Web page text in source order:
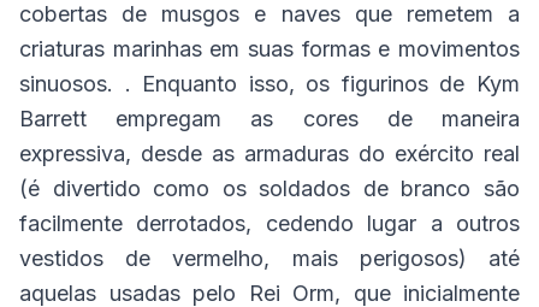
cobertas de musgos e naves que remetem a
criaturas marinhas em suas formas e movimentos
sinuosos. . Enquanto isso, os figurinos de Kym
Barrett empregam as cores de maneira
expressiva, desde as armaduras do exército real
(é divertido como os soldados de branco são
facilmente derrotados, cedendo lugar a outros
vestidos de vermelho, mais perigosos) até
aquelas usadas pelo Rei Orm, que inicialmente